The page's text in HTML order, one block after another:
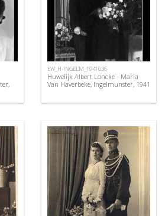
EW_H-INGELM_1941036
Huwelijk Albert Loncke - Maria
Van Haverbeke, Ingelmunster, 1941